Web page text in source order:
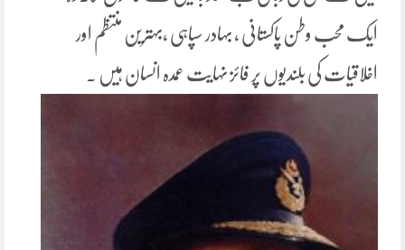
ایک محب وطن پاکستانی ، بہادر سپاہی ،بہترین منتظم اور
اخلاقیات کی بلندیوں پر فائز نہایت عمدہ انسان ہیں ۔